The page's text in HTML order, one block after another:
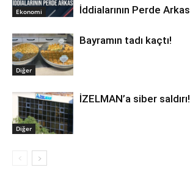
Ekonomi
İddialarının Perde
Diğer
Bayramın tadı kaçtı!
Diğer
İZELMAN’a siber saldırı!